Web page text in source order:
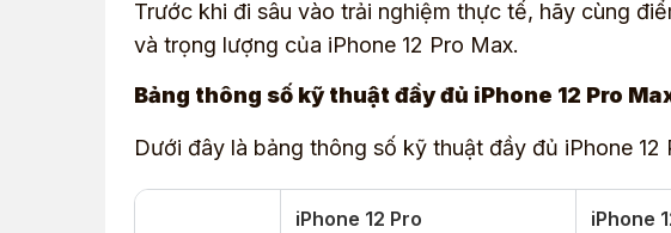
Trước khi đi sâu vào trải nghiệm thực tế, hãy cùng
và trọng lượng của iPhone 12 Pro Max.
Bảng thông số kỹ thuật đầy đủ iPhone 12 Pro
Dưới đây là bảng thông số kỹ thuật đầy đủ iPhone 12
iPhone 12 Pro iPhone